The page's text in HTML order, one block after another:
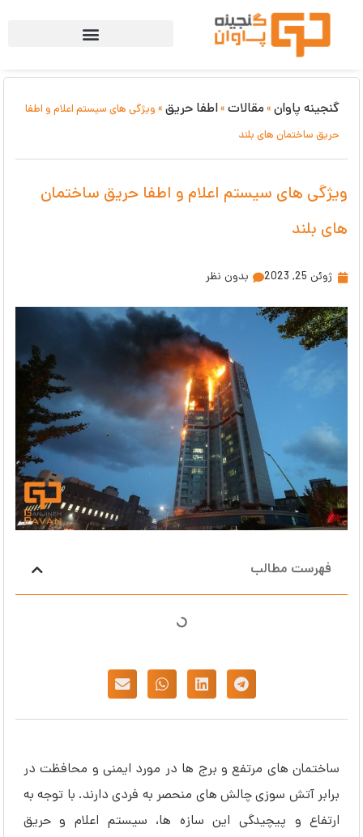
گنجینه پاوان» مقالات»اطفا حریق» ویژگی های سیستم اعلام و اطفا
حریق ساختمان های بلند
ویژگی های سیستم اعلام و اطفا حریق ساختمان
های بلند
ژوئن 25, 2023 بدون نظر
فهرست مطالب
ساختمان های مرتفع و برج ها در مورد ایمنی و محافظت در
برابر آتش سوزی چالش های منحصر به فردی دارند. با توجه به
ارتفاع و پیچیدگی این سازه ها، سیستم اعلام و حریق